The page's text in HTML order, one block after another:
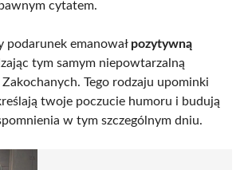
cytatem.
podarunek emanował pozytywną
tym samym niepowtarzalną
Tego rodzaju upominki
twoje poczucie humoru i budują
w tym szczególnym dniu.